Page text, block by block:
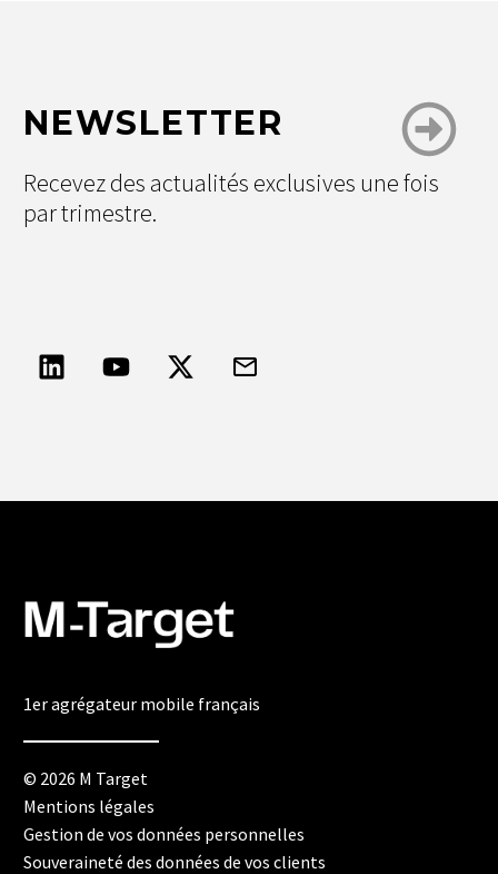
NEWSLETTER
Recevez des actualités exclusives une fois
par trimestre.
1er agrégateur mobile français
© 2026 M Target
Mentions légales
Gestion de vos données personnelles
Souveraineté des données de vos clients